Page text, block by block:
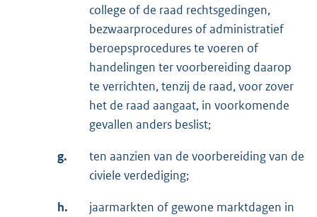
college of de raad rechtsgedingen,
bezwaarprocedures of administratief
beroepsprocedures te voeren of
handelingen ter voorbereiding daarop
te verrichten, tenzij de raad, voor zover
het de raad aangaat, in voorkomende
gevallen anders beslist;
g.
ten aanzien van de voorbereiding van de
civiele verdediging;
h. jaarmarkten of gewone marktdagen in